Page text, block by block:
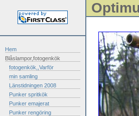
Hem
Blåslampor,fotogenkök
fotogenkök,,Varför
min samling
Länstidningen 2008
Punker spritkök
Punker emajerat
Punker rengöring